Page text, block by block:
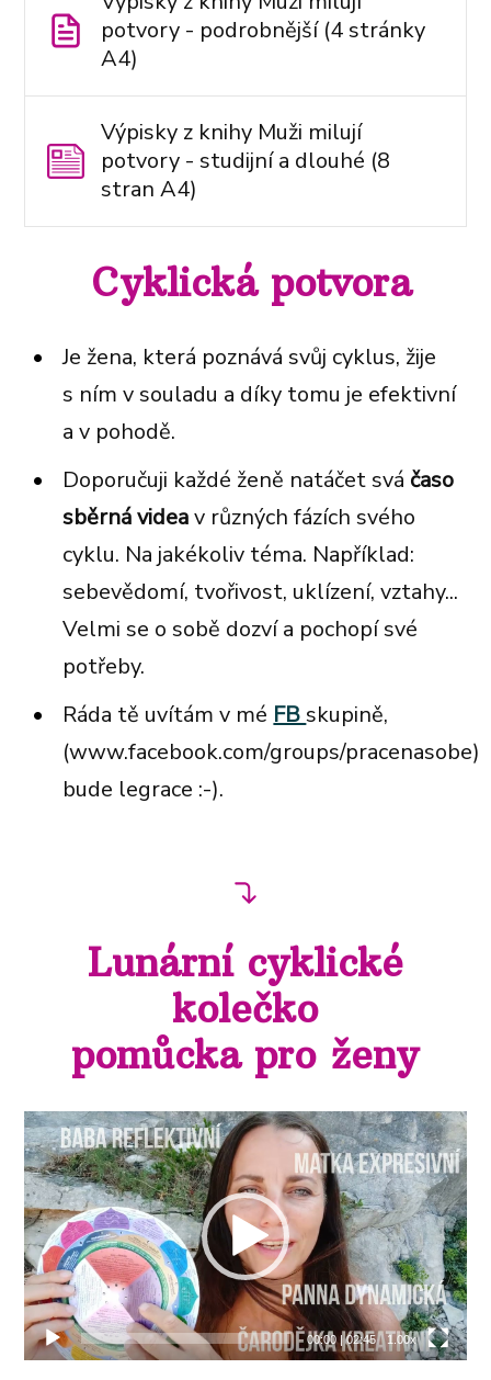
potvory - podrobnější (4 stránky
A4)
Výpisky z knihy Muži milují
potvory - studijní a dlouhé (8
stran A4)
Cyklická potvora
Je žena, která poznává svůj cyklus, žije
s ním v souladu a díky tomu je efektivní
a v pohodě.
Doporučuji každé ženě natáčet svá časo
sběrná videav různých fázích svého
cyklu. Na jakékoliv téma. Například:
sebevědomí, tvořivost, uklízení, vztahy...
Velmi se o sobě dozví a pochopí své
potřeby.
Ráda tě uvítám v mé FBskupině,
(www.facebook.com/groups/pracenasobe)
bude legrace :-).
Lunární cyklické
kolečko
pomůcka pro ženy
Video
přehrávač
00:00|02:45 1.00x